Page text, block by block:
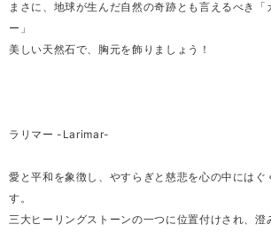
まさに、地球が生んだ自然の奇跡とも言えるべき「
ー」
美しい天然石で、胸元を飾りましょう！
ラリマー -Larimar-
愛と平和を象徴し、やすらぎと慈悲を心の中にはぐ
す。
三大ヒーリングストーンの一つに位置付けされ、澄